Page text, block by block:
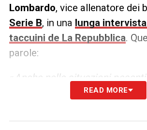
Lombardo, vice allenatore dei
Serie B, in una lunga
taccuini de La Repubblica.
parole:
Anche nelle situazioni pesanti
essere spensierato, ha sempre
essere molto utile questo suo
READ MORE